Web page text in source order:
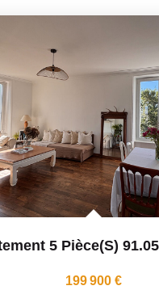
5 Pièce(s)
199 900 €